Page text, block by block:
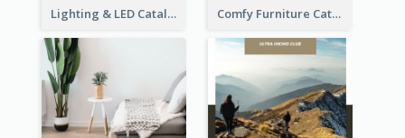
Lighting & LED Catalog Comfy Furniture Cataog